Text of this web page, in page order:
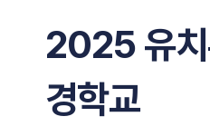
2025 유치
경학교